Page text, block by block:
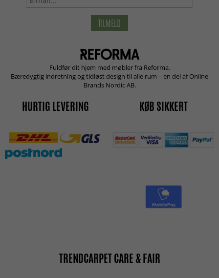
TILMELD
Fuldfør dit hjem med møbler fra Reforma.
Bæredygtig indretning og tidløst design til alle rum – en del af Online
Brands Nordic AB.
HURTIG LEVERING KØB SIKKERT
TRENDCARPET CARE & FAIR